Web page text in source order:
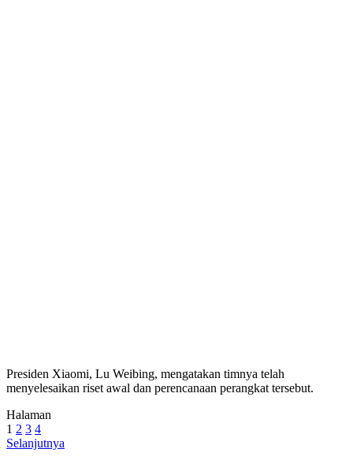
Presiden Xiaomi, Lu Weibing, mengatakan timnya telah
menyelesaikan riset awal dan perencanaan perangkat tersebut.
Halaman
1 2 3 4
Selanjutnya